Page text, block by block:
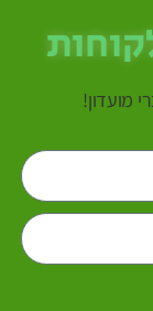
מועדון!